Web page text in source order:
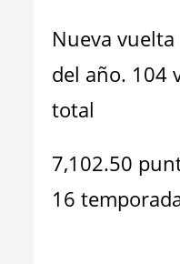
Nueva
del año. 104
total
7,102.50
16